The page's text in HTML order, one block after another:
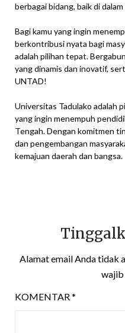
berbagai bidang, baik di
Bagi kamu yang ingin
berkontribusi nyata bagi
adalah pilihan tepat.
yang dinamis dan inovatif,
UNTAD!
Universitas Tadulako adalah
yang ingin menempuh
Tengah. Dengan komitmen
dan pengembangan
kemajuan daerah dan bangsa.
Alamat email Anda tidak
KOMENTAR*